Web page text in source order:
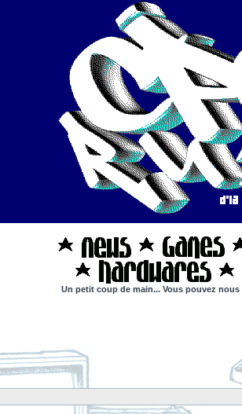
Un petit coup de main... Vous pouvez